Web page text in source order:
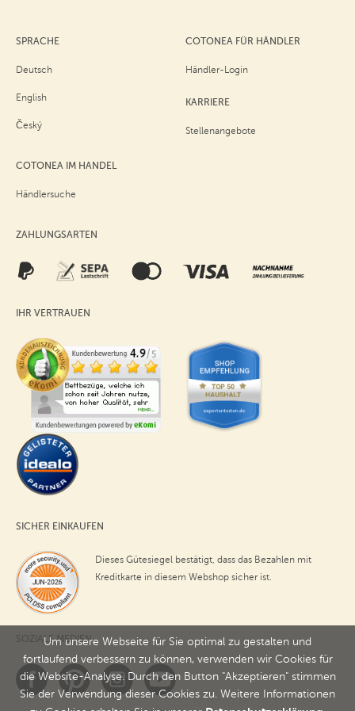
Um unsere Webseite für Sie optimal zu gestalten und
fortlaufend verbessern zu können, verwenden wir Cookies für
die Website-Analyse. Durch den Button "Akzeptieren" stimmen
Sie der Verwendung dieser Cookies zu. Weitere Informationen
SPRACHE
Deutsch
English
Český
COTONEA IM HANDEL
Händlersuche
COTONEA FÜR HÄNDLER
Händler-Login
KARRIERE
Stellenangebote
ZAHLUNGSARTEN
IHR VERTRAUEN
SICHER EINKAUFEN
Dieses Gütesiegel bestätigt, dass das Bezahlen mit
Kreditkarte in diesem Webshop sicher ist.
SOZIALE MEDIEN